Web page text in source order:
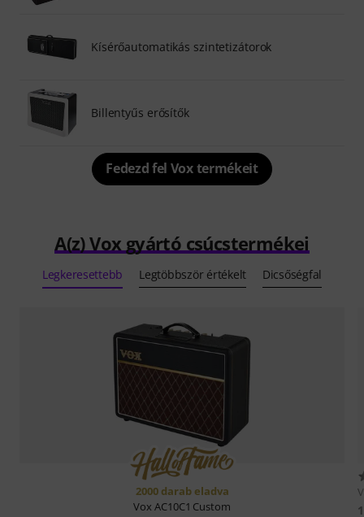
Kísérőautomatikás szintetizátorok
Billentyűs erősítők
Fedezd fel Vox termékeit
A(z) Vox gyártó csúcstermékei
Legkeresettebb Legtöbbször értékelt Dicsőségfal
2000 darab eladva
VoxAC10C1 Custom